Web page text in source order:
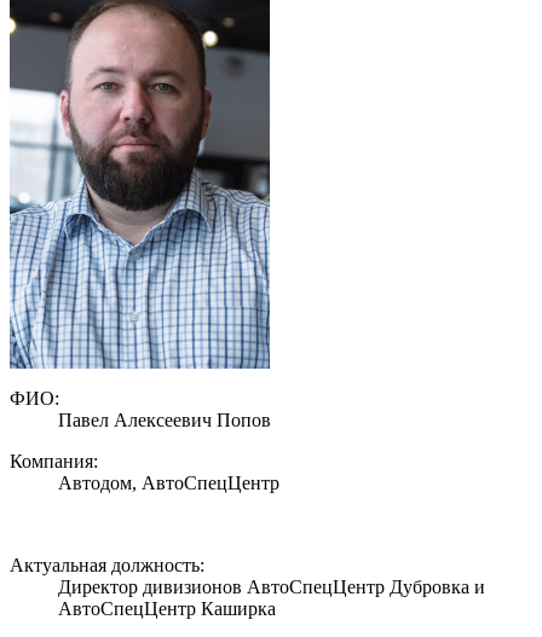
ФИО:
Павел Алексеевич Попов
Компания:
Автодом, АвтоСпецЦентр
Актуальная должность:
Директор дивизионов АвтоСпецЦентр Дубровка и
АвтоСпецЦентр Каширка